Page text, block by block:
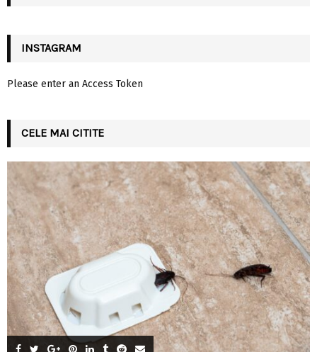
INSTAGRAM
Please enter an Access Token
CELE MAI CITITE